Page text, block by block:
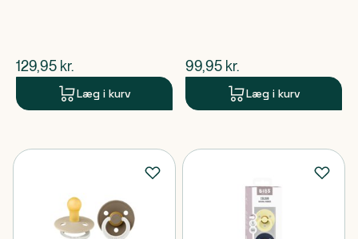
$nuværende pris
129,95 kr.
Læg i kurv
$nuværende pris
99,95 kr.
Læg i kurv